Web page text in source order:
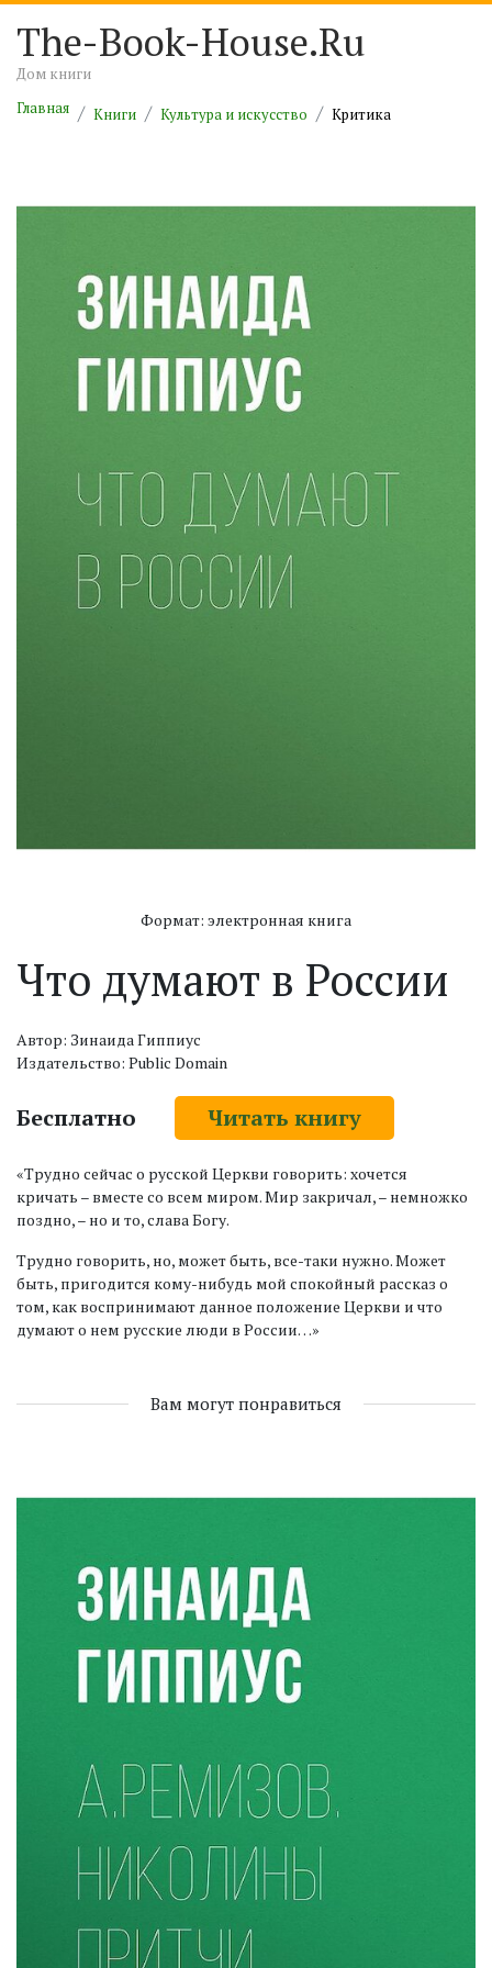
The-Book-House.Ru
Дом книги
Главная
Книги Культура и искусство Критика
Формат: электронная книга
Что думают в России
Автор: Зинаида Гиппиус
Издательство: Public Domain
Бесплатно Читать книгу
«Трудно сейчас о русской Церкви говорить: хочется
кричать – вместе со всем миром. Мир закричал, – немножко
поздно, – но и то, слава Богу.
Трудно говорить, но, может быть, все-таки нужно. Может
быть, пригодится кому-нибудь мой спокойный рассказ о
том, как воспринимают данное положение Церкви и что
думают о нем русские люди в России…»
Вам могут понравиться